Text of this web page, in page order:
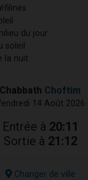
du jour
soleil
la nuit
Chabbath Choftim
14 Août 2026
Entrée à 20:11
Sortie à 21:12
Changer de ville